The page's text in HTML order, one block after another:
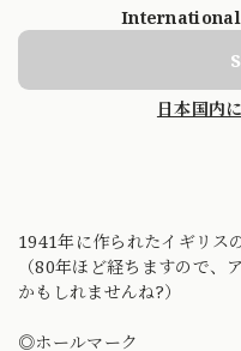
日本国内
1941年に作られたイギリス
（80年ほど経ちますので、
かもしれませんね?）
◎ホールマーク